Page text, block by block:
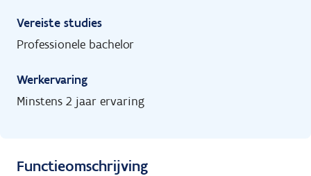
Vereiste studies
Professionele bachelor
Werkervaring
Minstens 2 jaar ervaring
Functieomschrijving